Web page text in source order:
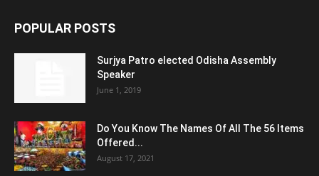
POPULAR POSTS
Surjya Patro elected Odisha Assembly
Speaker
June 1, 2019
Do You Know The Names Of All The 56 Items
Offered...
August 17, 2021